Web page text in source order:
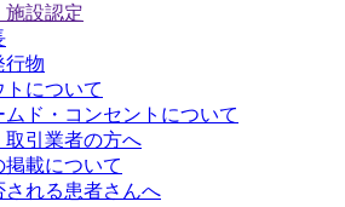
施設認定
行物
トについて
ムド・コンセントについて
取引業者の方へ
載について
される患者さんへ